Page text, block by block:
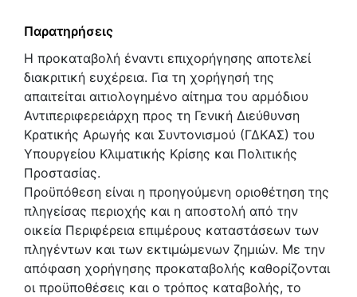
Παρατηρήσεις
Η προκαταβολή έναντι επιχορήγησης αποτελεί
διακριτική ευχέρεια. Για τη χορήγησή της
απαιτείται αιτιολογημένο αίτημα του αρμόδιου
Αντιπεριφερειάρχη προς τη Γενική Διεύθυνση
Κρατικής Αρωγής και Συντονισμού (ΓΔΚΑΣ) του
Υπουργείου Κλιματικής Κρίσης και Πολιτικής
Προστασίας.
Προϋπόθεση είναι η προηγούμενη οριοθέτηση της
πληγείσας περιοχής και η αποστολή από την
οικεία Περιφέρεια επιμέρους καταστάσεων των
πληγέντων και των εκτιμώμενων ζημιών. Με την
απόφαση χορήγησης προκαταβολής καθορίζονται
οι προϋποθέσεις και ο τρόπος καταβολής, το